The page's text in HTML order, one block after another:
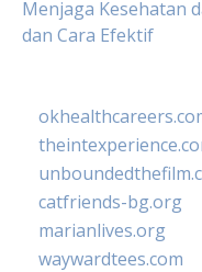
Menjaga Kesehatan
dan Cara Efektif
catfriends-bg.org
marianlives.org
waywardtees.com